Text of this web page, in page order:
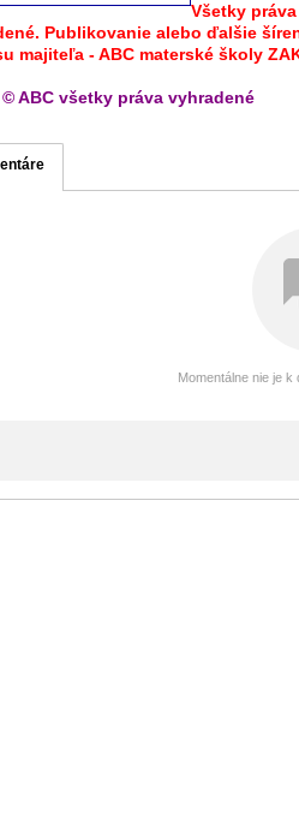
Všetky
Publikovanie alebo ďalšie
majiteľa - ABC materské školy
ABC všetky práva vyhradené
Momentálne nie je